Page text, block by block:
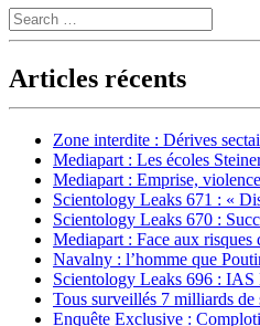
Search
Articles récents
Zone interdite : Dérives
Mediapart : Les écoles
Mediapart : Emprise,
Scientology Leaks 671 : «
Scientology Leaks 670 :
Mediapart : Face aux risques
Navalny : l’homme que
Scientology Leaks 696 : IAS
Tous surveillés 7 milliards de
Enquête Exclusive :